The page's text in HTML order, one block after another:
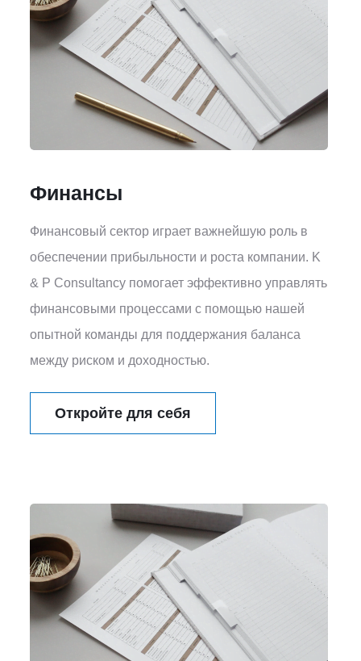
Финансы
Финансовый сектор играет важнейшую роль в
обеспечении прибыльности и роста компании. K
& P Consultancy помогает эффективно управлять
финансовыми процессами с помощью нашей
опытной команды для поддержания баланса
между риском и доходностью.
Откройте для себя